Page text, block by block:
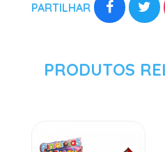
PARTILHAR
PRODUTOS